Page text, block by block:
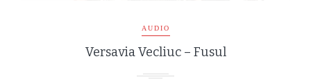
AUDIO
Versavia Vecliuc – Fusul